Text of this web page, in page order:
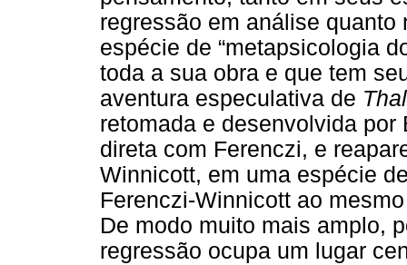
regressão em análise
espécie de “metapsicologia
toda a sua obra e que tem
aventura especulativa de
retomada e desenvolvida
direta com Ferenczi, e
Winnicott, em uma espécie
Ferenczi-Winnicott ao
De modo muito mais amplo,
regressão ocupa um lugar